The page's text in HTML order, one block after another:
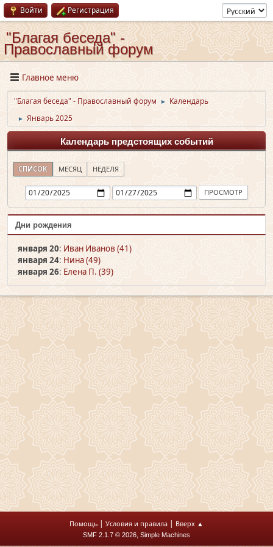
Войти Регистрация
"Благая беседа" -
Православный форум
Главное меню
"Благая беседа" - Православный форум ► Календарь
► Январь 2025
Календарь предстоящих событий
СПИСОК МЕСЯЦ НЕДЕЛЯ
Дни рождения
января 20: Иван Иванов (41)
января 24: Нина (49)
января 26: Елена П. (39)
Помощь | Условия и правила | Вверх ▲
SMF 2.1.7 © 2026, Simple Machines